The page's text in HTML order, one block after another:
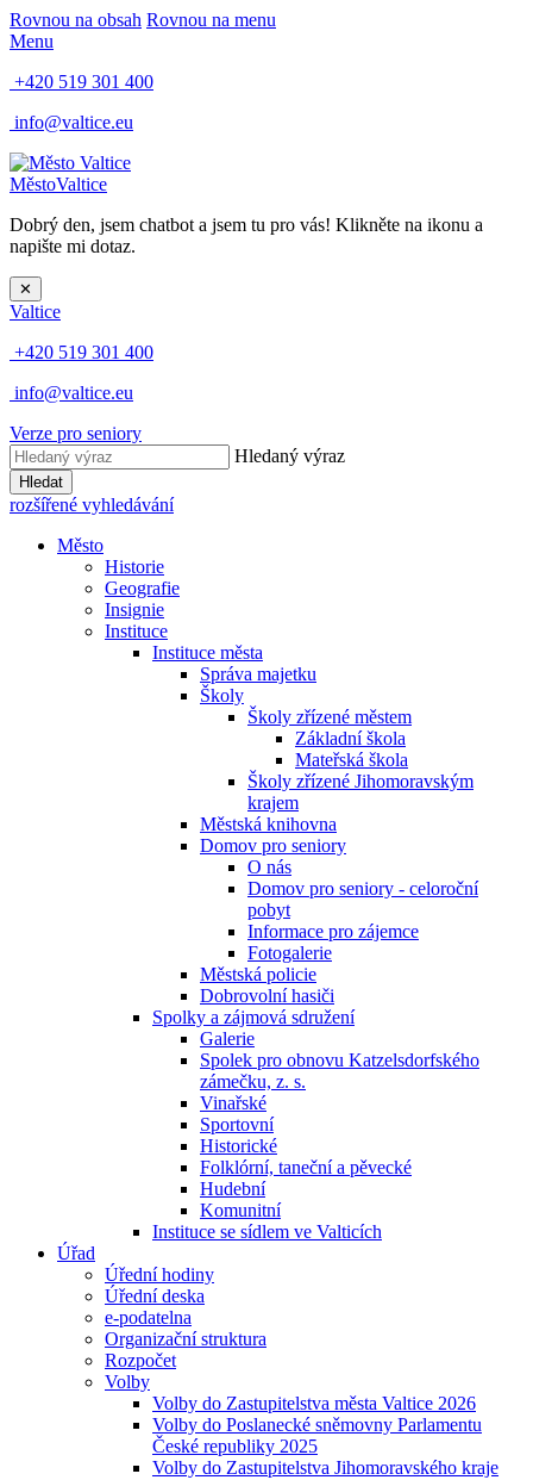
Rovnou na obsah Rovnou na menu
Menu
+420 519 301 400
info@valtice.eu
MěstoValtice
Dobrý den, jsem chatbot a jsem tu pro vás! Klikněte na ikonu a
napište mi dotaz.
✕
Valtice
+420 519 301 400
info@valtice.eu
Verze pro seniory
Hledaný výraz
Hledat
rozšířené vyhledávání
Město
Historie
Geografie
Insignie
Instituce
Instituce města
Správa majetku
Školy
Školy zřízené městem
Základní škola
Mateřská škola
Školy zřízené Jihomoravským
krajem
Městská knihovna
Domov pro seniory
O nás
Domov pro seniory - celoroční
pobyt
Informace pro zájemce
Fotogalerie
Městská policie
Dobrovolní hasiči
Spolky a zájmová sdružení
Galerie
Spolek pro obnovu Katzelsdorfského
zámečku, z. s.
Vinařské
Sportovní
Historické
Folklórní, taneční a pěvecké
Hudební
Komunitní
Instituce se sídlem ve Valticích
Úřad
Úřední hodiny
Úřední deska
e-podatelna
Organizační struktura
Rozpočet
Volby
Volby do Zastupitelstva města Valtice 2026
Volby do Poslanecké sněmovny Parlamentu
České republiky 2025
Volby do Zastupitelstva Jihomoravského kraje